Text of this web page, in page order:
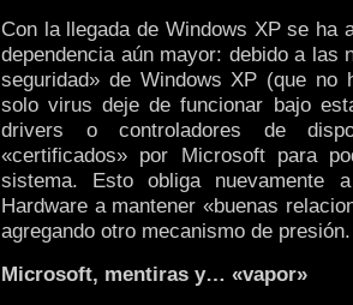
Con la llegada de Windows XP se ha
dependencia aún mayor: debido a las
seguridad» de Windows XP (que no
solo virus deje de funcionar bajo
drivers o controladores de
«certificados» por Microsoft para
sistema. Esto obliga nuevamente
Hardware a mantener «buenas
agregando otro mecanismo de presión.
Microsoft, mentiras y… «vapor»